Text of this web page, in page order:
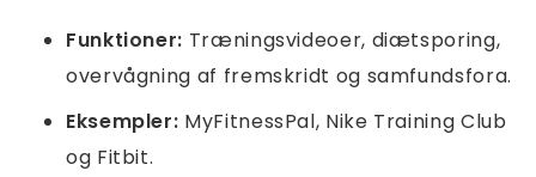
Funktioner: Træningsvideoer, diætsporing,
overvågning af fremskridt og samfundsfora.
Eksempler: MyFitnessPal, Nike Training Club
og Fitbit.